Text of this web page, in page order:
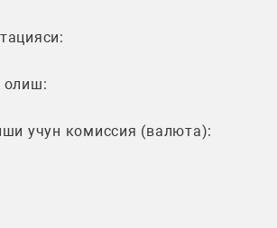
олиш:
учун комиссия (валюта):